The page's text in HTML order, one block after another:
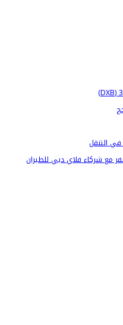
التنقل
مع شركاء فلاي دبي للطيران